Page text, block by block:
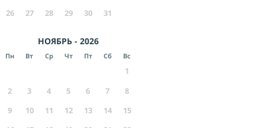
26
27 28 29 30 31
НОЯБРЬ - 2026
Пн Вт Ср Чт Пт Сб Вс
1
2
3 4 5 6 7
8
9
10 11 12 13 14
15